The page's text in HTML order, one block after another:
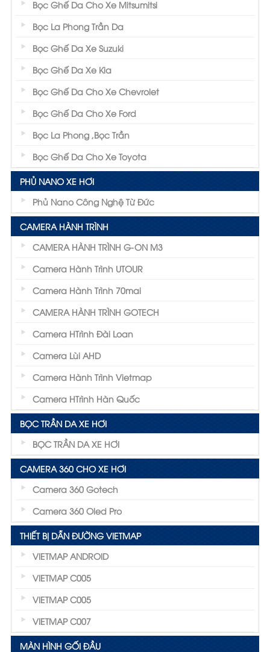
Bọc Ghế Da Cho Xe Mitsumitsi
Bọc La Phong Trần Da
Bọc Ghế Da Xe Suzuki
Bọc Ghế Da Xe Kia
Bọc Ghế Da Cho Xe Chevrolet
Bọc Ghế Da Cho Xe Ford
Bọc La Phong ,Bọc Trần
Bọc Ghế Da Cho Xe Toyota
PHỦ NANO XE HƠI
Phủ Nano Công Nghệ Từ Đức
CAMERA HÀNH TRÌNH
CAMERA HÀNH TRÌNH G-ON M3
Camera Hành Trình UTOUR
Camera Hành Trình 70mai
CAMERA HÀNH TRÌNH GOTECH
Camera HTrình Đài Loan
Camera Lùi AHD
Camera Hành Trình Vietmap
Camera HTrình Hàn Quốc
BỌC TRẦN DA XE HƠI
BỌC TRẦN DA XE HƠI
CAMERA 360 CHO XE HƠI
Camera 360 Gotech
Camera 360 Oled Pro
THIẾT BỊ DẪN ĐƯỜNG VIETMAP
VIETMAP ANDROID
VIETMAP C005
VIETMAP C005
VIETMAP C007
MÀN HÌNH GỐI ĐẦU